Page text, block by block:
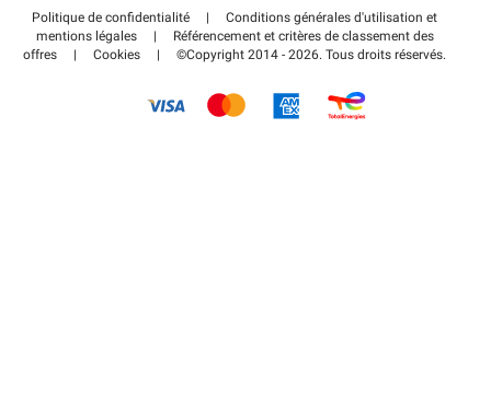
Régler votre stationnement FLOW
Wiki
Guide du stationnement
Politique de confidentialité |
Conditions générales d'utilisation et
mentions légales
|
Référencement et critères de classement des
offres
| Cookies | ©Copyright 2014 - 2026. Tous droits réservés.